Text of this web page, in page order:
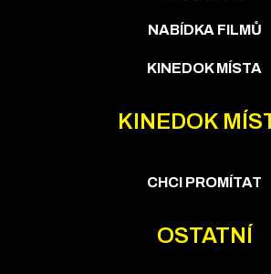
NABÍDKA FILMŮ
KINEDOK MÍSTA
KINEDOK
CHCI PROMÍTAT
OSTATNÍ